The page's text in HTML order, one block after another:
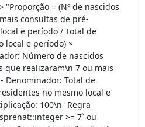
"Proporção = (Nº de nascidos
consultas de pré-
e período / Total de
local e período) ×
Número de nascidos
que realizaram\n 7 ou mais
Denominador: Total de
no mesmo local e
100\n- Regra
>= 7` ou